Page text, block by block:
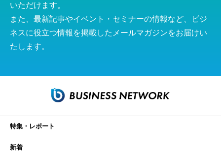
いただけます。
また、最新記事やイベント・セミナーの情報など、ビジ
ネスに役立つ情報を掲載したメールマガジンをお届けい
たします。
特集・レポート
新着